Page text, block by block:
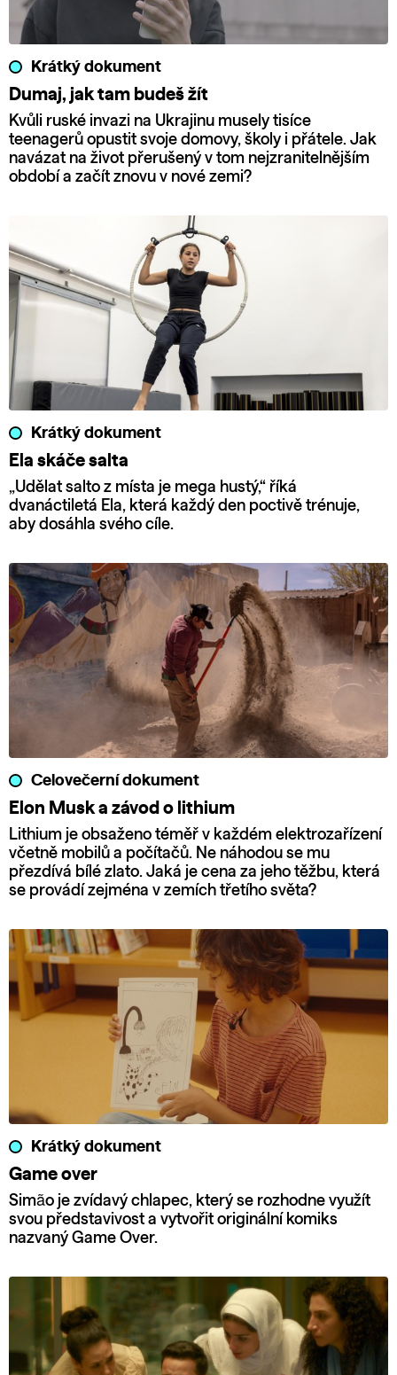
Krátký dokument
Dumaj, jak tam budeš žít
Kvůli ruské invazi na Ukrajinu musely tisíce
teenagerů opustit svoje domovy, školy i přátele. Jak
navázat na život přerušený v tom nejzranitelnějším
období a začít znovu v nové zemi?
Krátký dokument
Ela skáče salta
„Udělat salto z místa je mega hustý,“ říká
dvanáctiletá Ela, která každý den poctivě trénuje,
aby dosáhla svého cíle.
Celovečerní dokument
Elon Musk a závod o lithium
Lithium je obsaženo téměř v každém elektrozařízení
včetně mobilů a počítačů. Ne náhodou se mu
přezdívá bílé zlato. Jaká je cena za jeho těžbu, která
se provádí zejména v zemích třetího světa?
Krátký dokument
Game over
Simão je zvídavý chlapec, který se rozhodne využít
svou představivost a vytvořit originální komiks
nazvaný Game Over.